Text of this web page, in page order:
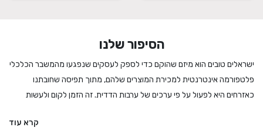
הסיפור שלנו
ישראלים טובים הוא מיזם שהוקם כדי לספק לעסקים שנפגעו מהמשבר הכלכלי
פלטפורמה אינטרנטית למכירת המוצרים שלהם, מתוך תפיסה שחובתנו
כאזרחים היא לפעול על פי ערכים של ערבות הדדית. זה הזמן לקום ולעשות
או משוזרת פרחים, להזמין הרצאה או הופעה, להתפנק במסעדה שמתמודדת
קרא עוד